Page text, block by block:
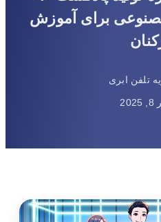
برای آموزش
تلفن ابری